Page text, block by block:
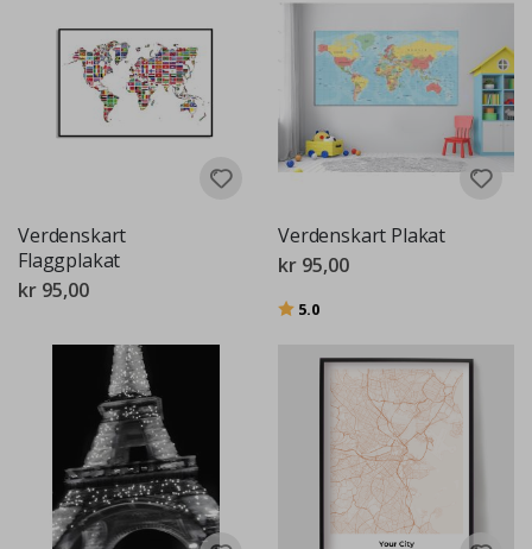
Verdenskart
Flaggplakat
kr 95,00
Verdenskart Plakat
kr 95,00
Karakter:
5.0